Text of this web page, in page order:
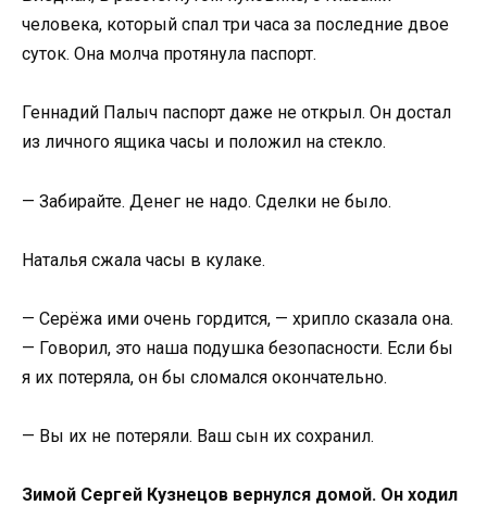
человека, который спал три часа за последние двое
суток. Она молча протянула паспорт.
Геннадий Палыч паспорт даже не открыл. Он достал
из личного ящика часы и положил на стекло.
— Забирайте. Денег не надо. Сделки не было.
Наталья сжала часы в кулаке.
— Серёжа ими очень гордится, — хрипло сказала она.
— Говорил, это наша подушка безопасности. Если бы
я их потеряла, он бы сломался окончательно.
— Вы их не потеряли. Ваш сын их сохранил.
Зимой Сергей Кузнецов вернулся домой. Он ходил